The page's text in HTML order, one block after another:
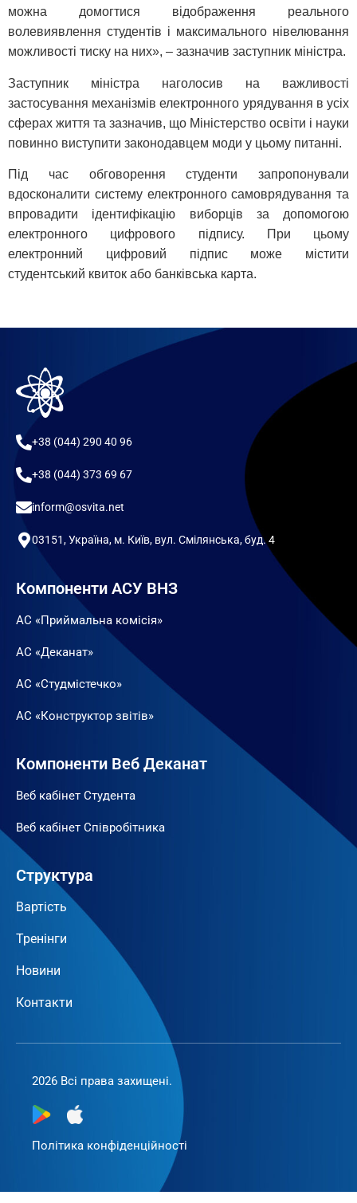
можна домогтися відображення реального
волевиявлення студентів і максимального нівелювання
можливості тиску на них», – зазначив заступник міністра.
Заступник міністра наголосив на важливості
застосування механізмів електронного урядування в усіх
сферах життя та зазначив, що Міністерство освіти і науки
повинно виступити законодавцем моди у цьому питанні.
Під час обговорення студенти запропонували
вдосконалити систему електронного самоврядування та
впровадити ідентифікацію виборців за допомогою
електронного цифрового підпису. При цьому
електронний цифровий підпис може містити
студентський квиток або банківська карта.
+38 (044) 290 40 96
+38 (044) 373 69 67
inform@osvita.net
03151, Україна, м. Київ, вул. Смілянська, буд. 4
Компоненти АСУ ВНЗ
АС «Приймальна комісія»
АС «Деканат»
АС «Студмістечко»
АС «Конструктор звітів»
Компоненти Веб Деканат
Веб кабінет Студента
Веб кабінет Співробітника
Структура
Вартість
Тренінги
Новини
Контакти
2026 Всі права захищені.
Політика конфіденційності